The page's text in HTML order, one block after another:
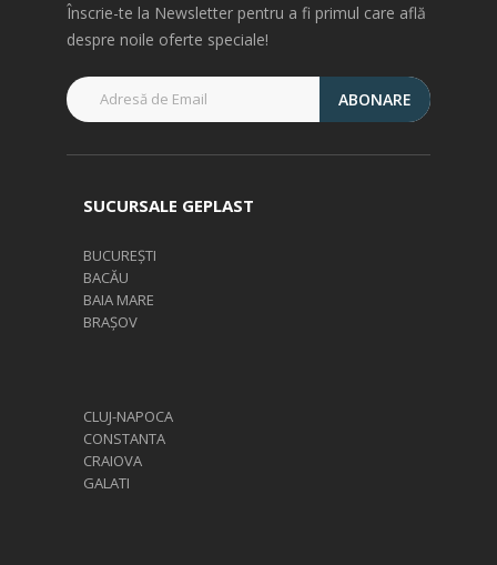
Înscrie-te la Newsletter pentru a fi primul care află
despre noile oferte speciale!
ABONARE
SUCURSALE GEPLAST
BUCUREȘTI
BACĂU
BAIA MARE
BRAȘOV
CLUJ-NAPOCA
CONSTANTA
CRAIOVA
GALATI